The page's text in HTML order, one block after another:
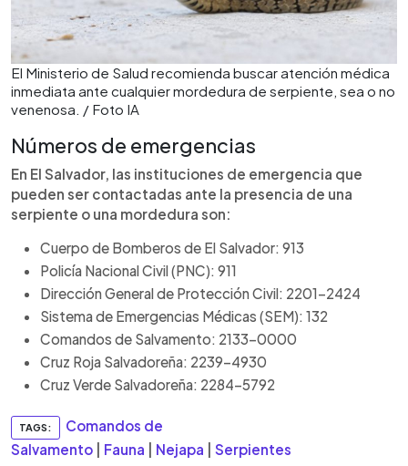
El Ministerio de Salud recomienda buscar atención médica
inmediata ante cualquier mordedura de serpiente, sea o no
venenosa. / Foto IA
Números de emergencias
En El Salvador, las instituciones de emergencia que
pueden ser contactadas ante la presencia de una
serpiente o una mordedura son:
Cuerpo de Bomberos de El Salvador: 913
Policía Nacional Civil (PNC): 911
Dirección General de Protección Civil: 2201-2424
Sistema de Emergencias Médicas (SEM): 132
Comandos de Salvamento: 2133-0000
Cruz Roja Salvadoreña: 2239-4930
Cruz Verde Salvadoreña: 2284-5792
TAGS:
Comandos de
Salvamento
Fauna Nejapa Serpientes